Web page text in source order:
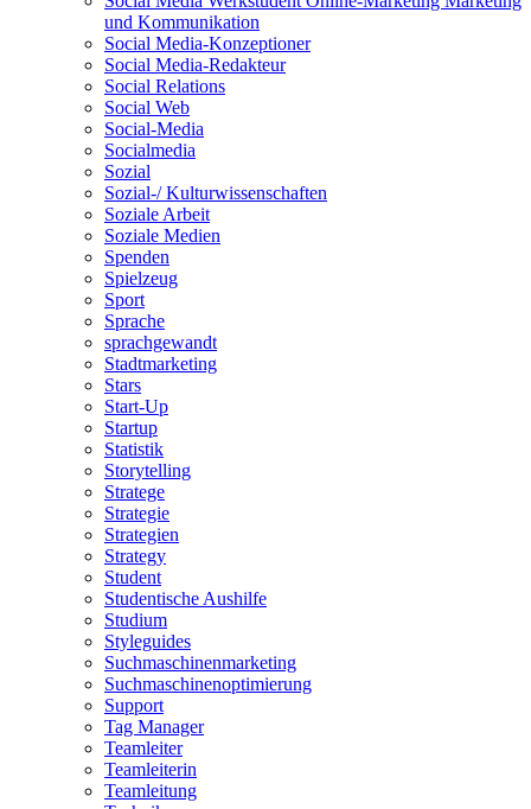
und Kommunikation
Social Media-Konzeptioner
Social Media-Redakteur
Social Relations
Social Web
Social-Media
Socialmedia
Sozial
Sozial-/ Kulturwissenschaften
Soziale Arbeit
Soziale Medien
Spenden
Spielzeug
Sport
Sprache
sprachgewandt
Stadtmarketing
Stars
Start-Up
Startup
Statistik
Storytelling
Stratege
Strategie
Strategien
Strategy
Student
Studentische Aushilfe
Studium
Styleguides
Suchmaschinenmarketing
Suchmaschinenoptimierung
Support
Tag Manager
Teamleiter
Teamleiterin
Teamleitung